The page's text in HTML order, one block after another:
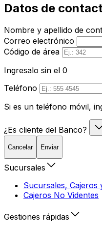
Datos de
Nombre y apellido de
Correo electrónico
Código de área
Ingresalo sin el 0
Teléfono
Si es un teléfono móvil,
¿Es cliente del Banco?
Cancelar Enviar
Sucursales
Sucursales, Cajeros
Cajeros No Videntes
Gestiones rápidas